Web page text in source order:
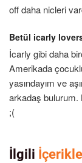
off daha nicleri
Betül icarly
İcarly gibi daha
Amerikada
yasındayım ve
arkadaş bulurum.
;(
İlgili